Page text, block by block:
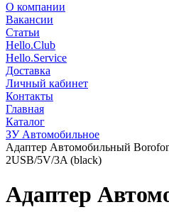
О компании
Вакансии
Статьи
Hello.Club
Hello.Service
Доставка
Личный кабинет
Контакты
Главная
Каталог
ЗУ Автомобильное
Адаптер Автомобильный
2USB/5V/3A (black)
Адаптер